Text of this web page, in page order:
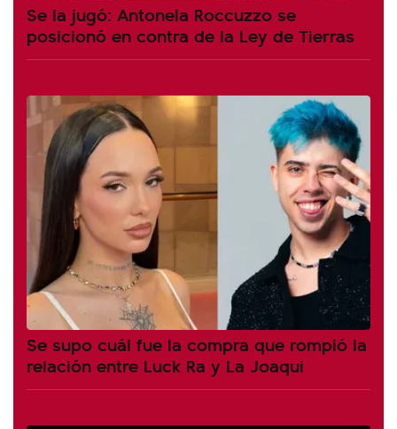
Se la jugó: Antonela Roccuzzo se
posicionó en contra de la Ley de Tierras
Se supo cuál fue la compra que rompió la
relación entre Luck Ra y La Joaqui